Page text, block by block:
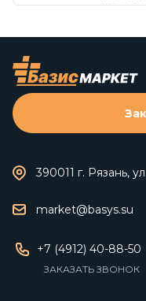
390011 г. Рязань,
market@basys.su
+7 (4912) 40-88-50
ЗАКАЗАТЬ ЗВОНОК